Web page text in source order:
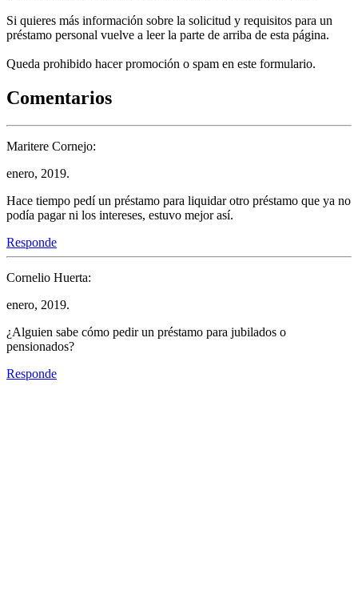
Si quieres más información sobre la solicitud y requisitos para un
préstamo personal vuelve a leer la parte de arriba de esta página.
Queda prohibido hacer promoción o spam en este formulario.
Comentarios
Maritere Cornejo:
enero, 2019.
Hace tiempo pedí un préstamo para liquidar otro préstamo que ya no
podía pagar ni los intereses, estuvo mejor así.
Responde
Cornelio Huerta:
enero, 2019.
¿Alguien sabe cómo pedir un préstamo para jubilados o
pensionados?
Responde